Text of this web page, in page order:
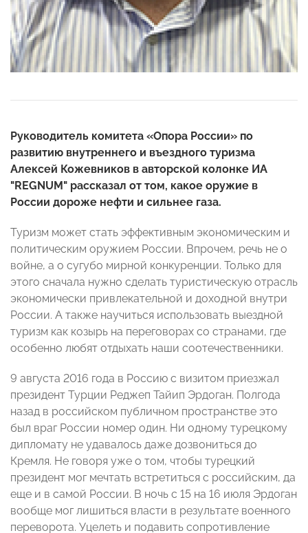
Руководитель комитета «Опора России» по
развитию внутреннего и въездного туризма
Алексей Кожевников в авторской колонке ИА
"REGNUM" рассказал от том, какое оружие в
России дороже нефти и сильнее газа.
Туризм может стать эффективным экономическим и
политическим оружием России. Впрочем, речь не о
войне, а о сугубо мирной конкуренции. Только для
этого сначала нужно сделать туристическую отрасль
экономически привлекательной и доходной внутри
России. А также научиться использовать выездной
туризм как козырь на переговорах со странами, где
особенно любят отдыхать наши соотечественники.
9 августа 2016 года в Россию с визитом приезжал
президент Турции Реджеп Тайип Эрдоган. Полгода
назад в российском публичном пространстве это
был враг России номер один. Ни одному турецкому
дипломату не удавалось даже дозвониться до
Кремля. Не говоря уже о том, чтобы турецкий
президент мог мечтать встретиться с российским, да
еще и в самой России. В ночь с 15 на 16 июля Эрдоган
вообще мог лишиться власти в результате военного
переворота. Уцелеть и подавить сопротивление